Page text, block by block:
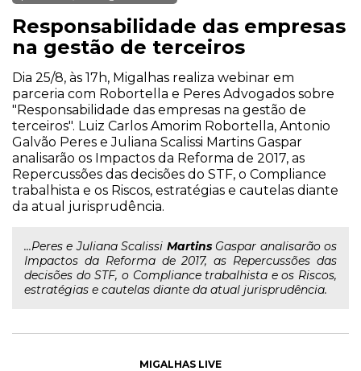
Responsabilidade das empresas
na gestão de terceiros
Dia 25/8, às 17h, Migalhas realiza webinar em
parceria com Robortella e Peres Advogados sobre
"Responsabilidade das empresas na gestão de
terceiros". Luiz Carlos Amorim Robortella, Antonio
Galvão Peres e Juliana Scalissi Martins Gaspar
analisarão os Impactos da Reforma de 2017, as
Repercussões das decisões do STF, o Compliance
trabalhista e os Riscos, estratégias e cautelas diante
da atual jurisprudência.
...Peres e Juliana Scalissi MartinsGaspar analisarão os
Impactos da Reforma de 2017, as Repercussões das
decisões do STF, o Compliance trabalhista e os Riscos,
estratégias e cautelas diante da atual jurisprudência.
MIGALHAS LIVE